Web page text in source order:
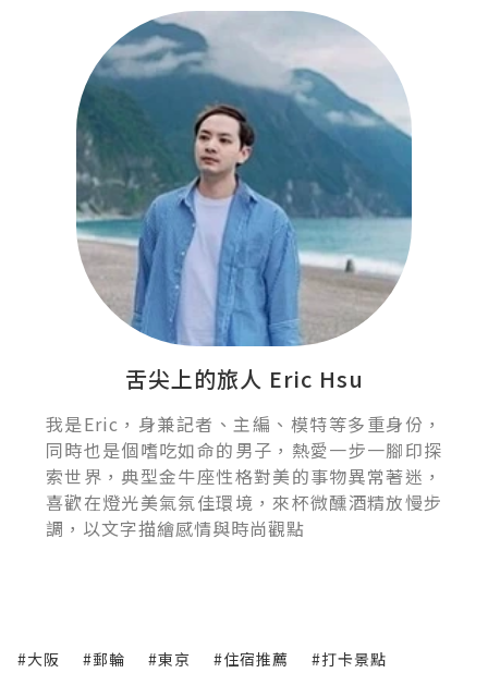
舌尖上的旅人 Eric Hsu
我是Eric，身兼記者、主編、模特等多重身份，
同時也是個嗜吃如命的男子，熱愛一步一腳印探
索世界，典型金牛座性格對美的事物異常著迷，
喜歡在燈光美氣氛佳環境，來杯微醺酒精放慢步
調，以文字描繪感情與時尚觀點
#大阪 #郵輪 #東京 #住宿推薦 #打卡景點